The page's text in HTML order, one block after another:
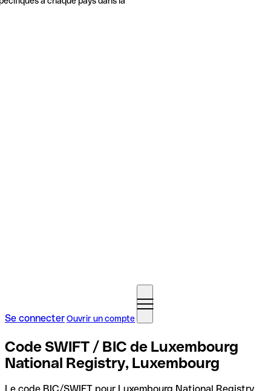
Se connecterOuvrir un compte
Code SWIFT / BIC de Luxembourg
National Registry, Luxembourg